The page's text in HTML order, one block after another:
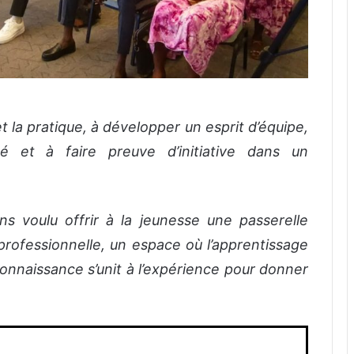
pratique, à développer un esprit d’équipe,
et à faire preuve d’initiative dans un
voulu offrir à la jeunesse une passerelle
un espace où l’apprentissage
s’unit à l’expérience pour donner